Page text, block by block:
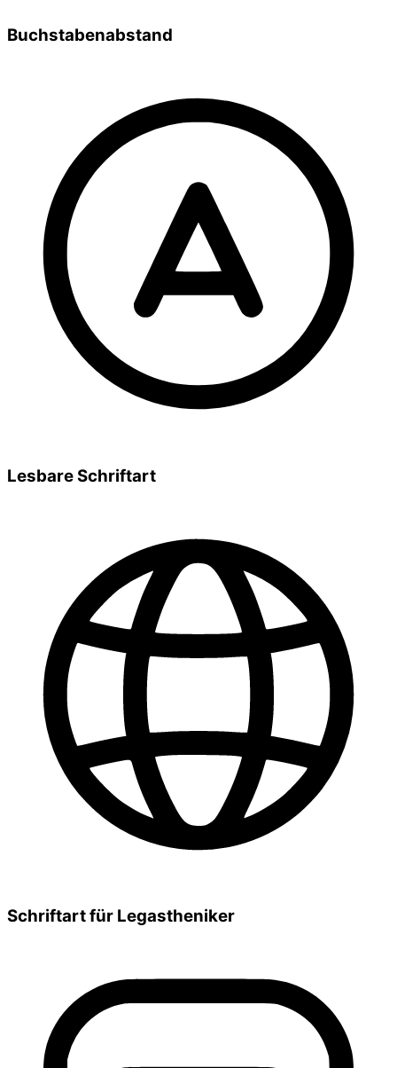
Buchstabenabstand
Lesbare Schriftart
Schriftart für Legastheniker